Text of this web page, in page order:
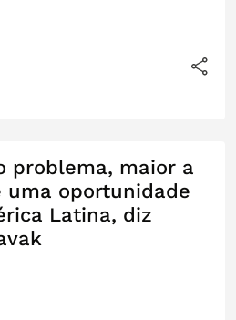
problema, maior a
uma oportunidade
Latina, diz